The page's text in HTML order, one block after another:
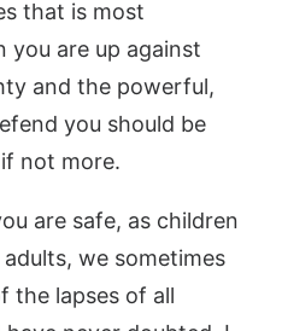
that is most
you are up against
and the powerful,
you should be
not more.
are safe, as children
we sometimes
the lapses of all